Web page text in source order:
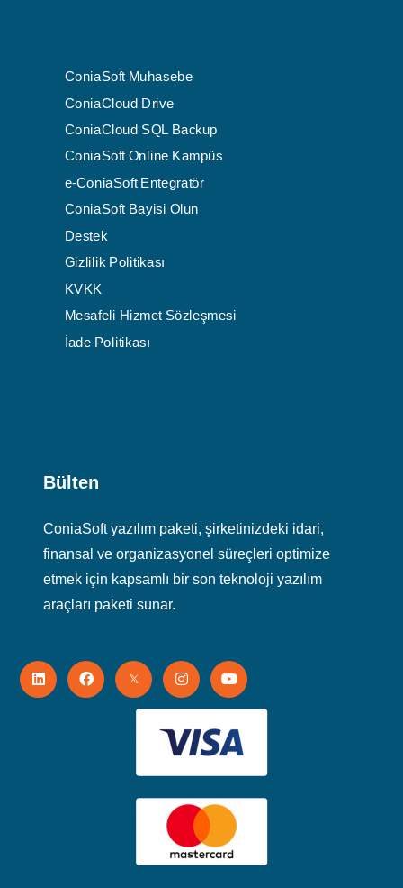
ConiaSoft Muhasebe
ConiaCloud Drive
ConiaCloud SQL Backup
ConiaSoft Online Kampüs
e-ConiaSoft Entegratör
ConiaSoft Bayisi Olun
Destek
Gizlilik Politikası
KVKK
Mesafeli Hizmet Sözleşmesi
İade Politikası
Bülten
ConiaSoft yazılım paketi, şirketinizdeki idari,
finansal ve organizasyonel süreçleri optimize
etmek için kapsamlı bir son teknoloji yazılım
araçları paketi sunar.